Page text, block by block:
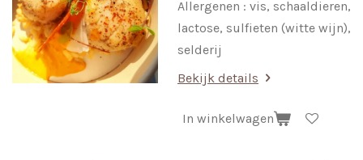
Allergenen : vis, schaaldieren,
lactose, sulfieten (witte wijn),
selderij
Bekijk details
In winkelwagen